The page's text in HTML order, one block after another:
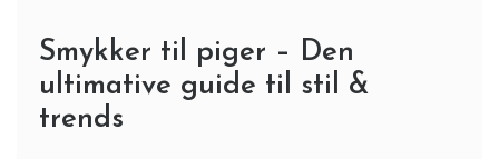
Smykker til piger – Den
ultimative guide til stil &
trends